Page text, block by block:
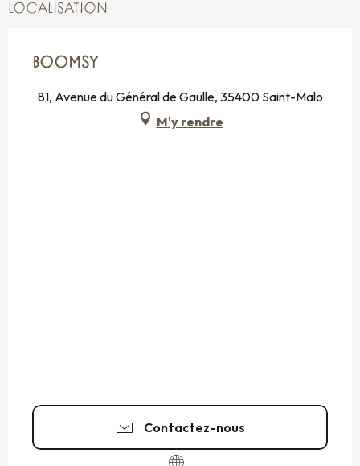
LOCALISATION
BOOMSY
81, Avenue du Général de Gaulle, 35400 Saint-Malo
M'y rendre
Contactez-nous